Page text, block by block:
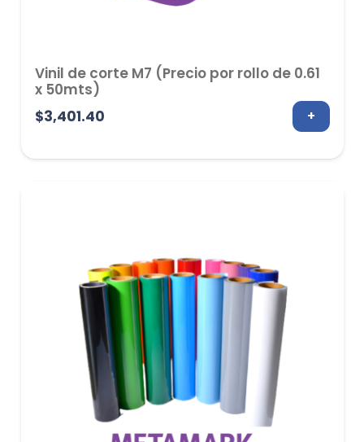
Vinil de corte M7 (Precio por rollo de 0.61
x 50mts)
$3,401.40 +